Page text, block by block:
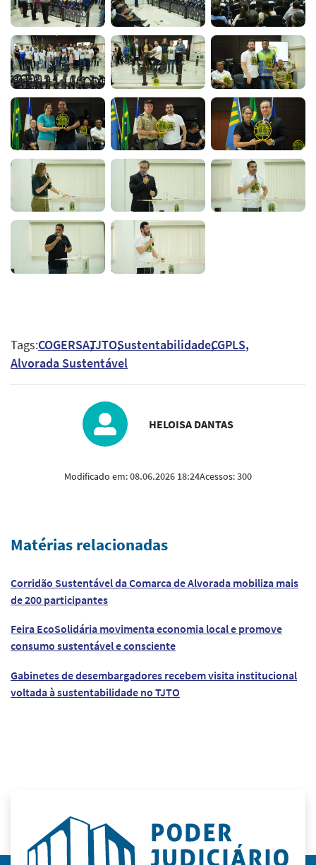
Tags:COGERSATJTOSustentabilidadeCGPLS
Alvorada Sustentável
HELOISA DANTAS
Modificado em:08.06.2026 18:24Acessos:300
Matérias relacionadas
Corridão Sustentável da Comarca de Alvorada mobiliza mais
de 200 participantes
Feira EcoSolidária movimenta economia local e promove
consumo sustentável e consciente
Gabinetes de desembargadores recebem visita institucional
voltada à sustentabilidade no TJTO